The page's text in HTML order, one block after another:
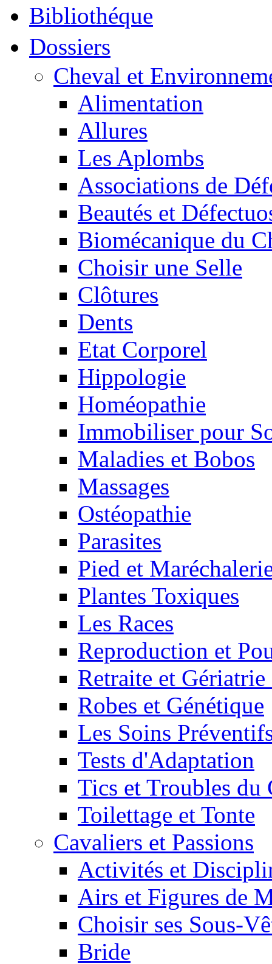
Bibliothéque
Dossiers
Cheval et
Alimentation
Allures
Les Aplombs
Associations de
Beautés et
Biomécanique du
Choisir une Selle
Clôtures
Dents
Etat Corporel
Hippologie
Homéopathie
Immobiliser pour
Maladies et Bobos
Massages
Ostéopathie
Parasites
Pied et
Plantes Toxiques
Les Races
Reproduction et
Retraite et
Robes et Génétique
Les Soins
Tests d'Adaptation
Tics et Troubles du
Toilettage et Tonte
Cavaliers et Passions
Activités et
Airs et Figures de
Choisir ses Sous-
Bride